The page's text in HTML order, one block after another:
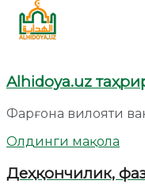
Alhidoya.uz
Фарғона вилояти
Олдинги мақола
Деҳқончилик,